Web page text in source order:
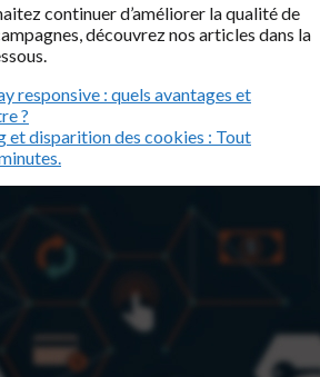
continuer d’améliorer la qualité de
découvrez nos articles dans la
responsive : quels avantages et
?
et disparition des cookies : Tout